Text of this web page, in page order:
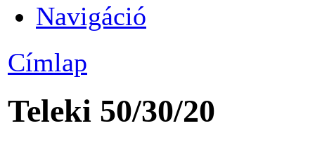
Navigáció
Címlap
Teleki 50/30/20